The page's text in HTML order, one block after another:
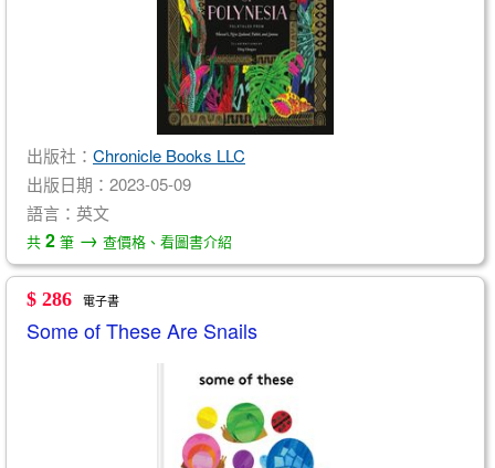
出版社： Chronicle Books LLC
出版日期：2023-05-09
語言：英文
共 2 筆 → 查價格、看圖書介紹
$ 286 電子書
Some of These Are Snails